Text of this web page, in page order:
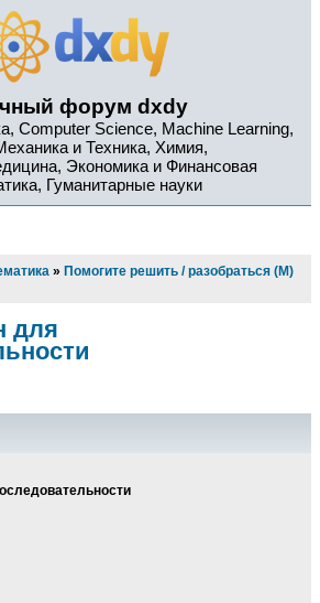
форум dxdy
Computer Science, Machine Learning,
и Техника, Химия,
Экономика и Финансовая
Гуманитарные науки
» Помогите решить / разобраться (М)
для